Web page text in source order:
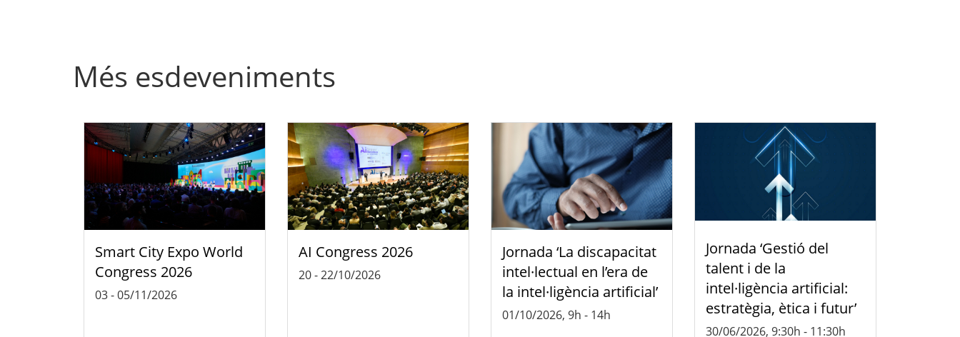
Més esdeveniments
Smart City Expo World
Congress 2026
03-05/11/2026
AI Congress 2026
20-22/10/2026
Jornada ‘La discapacitat
intel·lectual en l’era de
la intel·ligència artificial’
01/10/2026, 9h - 14h
Jornada ‘Gestió del
talent i de la
intel·ligència artificial:
estratègia, ètica i futur’
30/06/2026, 9:30h - 11:30h